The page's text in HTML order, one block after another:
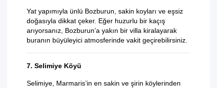
Yat yapımıyla ünlü Bozburun, sakin koyları ve eşsiz
doğasıyla dikkat çeker. Eğer huzurlu bir kaçış
arıyorsanız, Bozburun’a yakın bir villa kiralayarak
buranın büyüleyici atmosferinde vakit geçirebilirsiniz.
7. Selimiye Köyü
Selimiye, Marmaris’in en sakin ve şirin köylerinden